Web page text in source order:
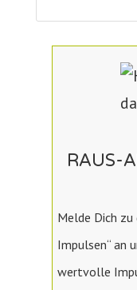
RAUS-
Melde Dich zu
Impulsen“ an
wertvolle